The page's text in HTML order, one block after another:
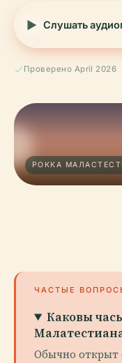
Слушать
Проверено April 2026
РОККА
ЧАСТЫЕ
Каковы
Обычно открыт